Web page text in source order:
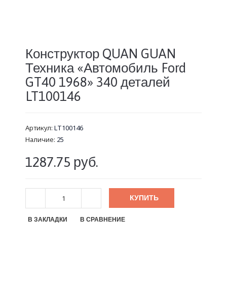
Конструктор QUAN GUAN
Техника «Автомобиль Ford
GT40 1968» 340 деталей
LT100146
Артикул: LT100146
Наличие: 25
1287.75 руб.
КУПИТЬ
В ЗАКЛАДКИ В СРАВНЕНИЕ